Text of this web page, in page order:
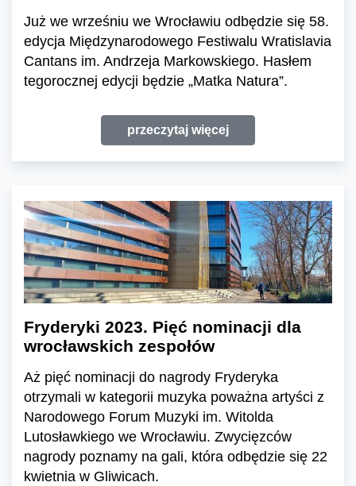
Już we wrześniu we Wrocławiu odbędzie się 58.
edycja Międzynarodowego Festiwalu Wratislavia
Cantans im. Andrzeja Markowskiego. Hasłem
tegorocznej edycji będzie „Matka Natura”.
przeczytaj więcej
Fryderyki 2023. Pięć nominacji dla
wrocławskich zespołów
Aż pięć nominacji do nagrody Fryderyka
otrzymali w kategorii muzyka poważna artyści z
Narodowego Forum Muzyki im. Witolda
Lutosławkiego we Wrocławiu. Zwycięzców
nagrody poznamy na gali, która odbędzie się 22
kwietnia w Gliwicach.